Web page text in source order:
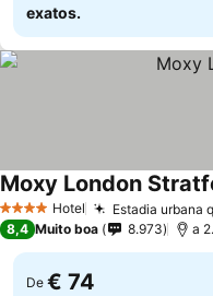
exatos.
4 EstrelasHotel Estadia urbana
Moxy London
8,4 Muito boa 8.973 a
De € 74